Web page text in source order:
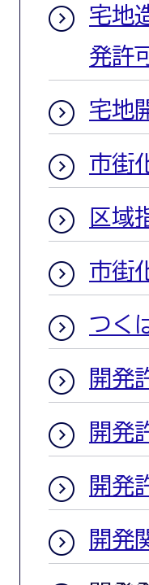
宅地
発許
宅地
市街
区域
市街
つく
開発
開発
開発
開発